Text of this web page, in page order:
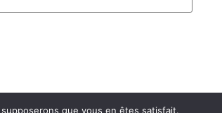
que vous en êtes satisfait.